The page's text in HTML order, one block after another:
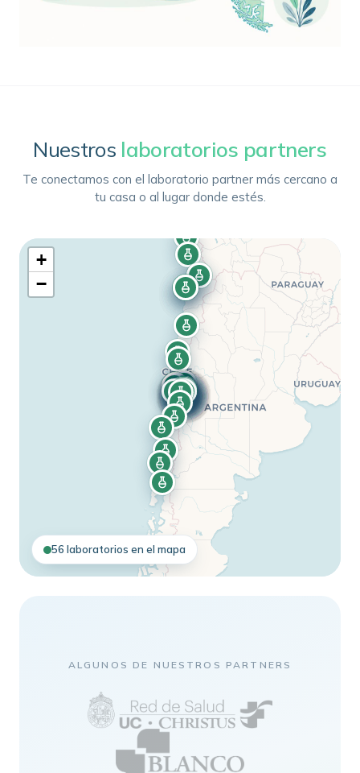
Nuestros laboratorios partners
Te conectamos con el laboratorio partner más cercano a
tu casa o al lugar donde estés.
+
−
56 laboratorios en el mapa
ALGUNOS DE NUESTROS PARTNERS